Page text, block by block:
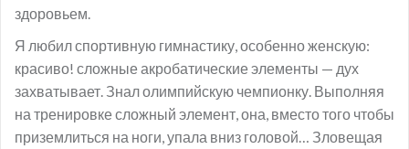
здоровьем.
Я любил спортивную гимнастику, особенно женскую:
красиво! сложные акробатические элементы — дух
захватывает. Знал олимпийскую чемпионку. Выполняя
на тренировке сложный элемент, она, вместо того чтобы
приземлиться на ноги, упала вниз головой… Зловещая